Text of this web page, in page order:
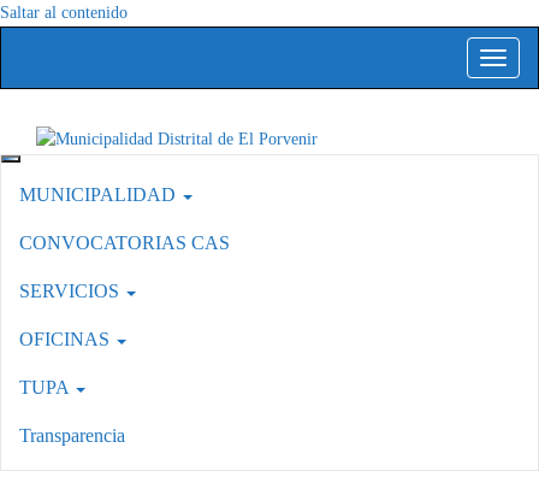
Saltar al contenido
Municipalidad Distrital de El Porvenir
MUNICIPALIDAD
CONVOCATORIAS CAS
SERVICIOS
OFICINAS
TUPA
Transparencia